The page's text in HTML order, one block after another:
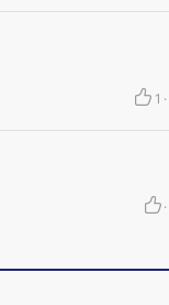
1 ·
·